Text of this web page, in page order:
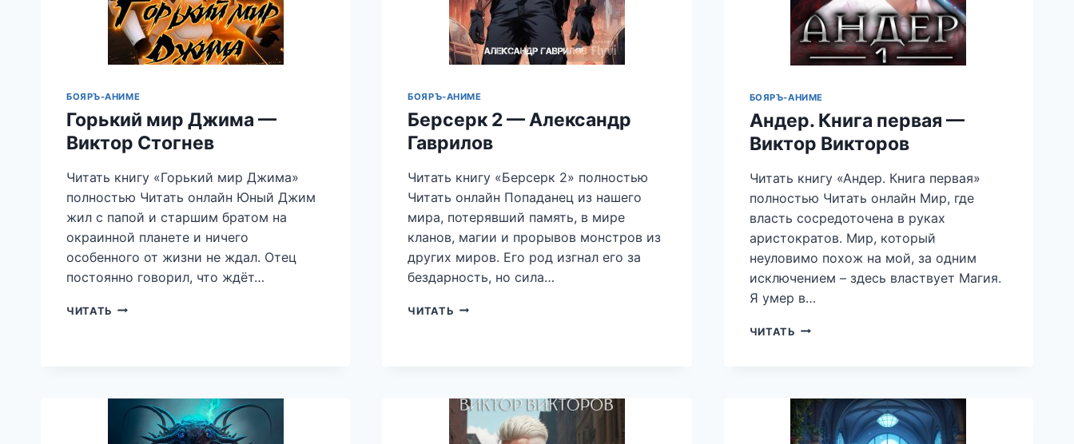
БОЯРЪ-АНИМЕ
Горький мир Джима —
Виктор Стогнев
Читать книгу «Горький мир Джима»
полностью Читать онлайн Юный Джим
жил с папой и старшим братом на
окраинной планете и ничего
особенного от жизни не ждал. Отец
постоянно говорил, что ждёт…
ЧИТАТЬ ГОРЬКИЙ
БОЯРЪ-АНИМЕ
Берсерк 2 — Александр
Гаврилов
Читать книгу «Берсерк 2» полностью
Читать онлайн Попаданец из нашего
мира, потерявший память, в мире
кланов, магии и прорывов монстров из
других миров. Его род изгнал его за
бездарность, но сила…
ЧИТАТЬ БЕРСЕРК
БОЯРЪ-АНИМЕ
Андер. Книга первая —
Виктор Викторов
Читать книгу «Андер. Книга первая»
полностью Читать онлайн Мир, где
власть сосредоточена в руках
аристократов. Мир, который
неуловимо похож на мой, за одним
исключением – здесь властвует Магия.
Я умер в…
ЧИТАТЬ АНДЕР.
ВИКТОРОВ